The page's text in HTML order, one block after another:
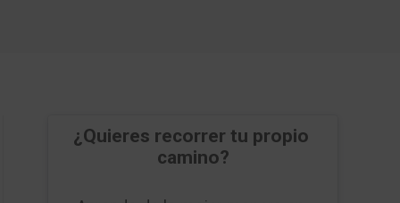
¿Quieres recorrer tu propio
camino?